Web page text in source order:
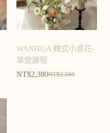
WANHUA 韓式小桌花-
單堂課程
NT$2,580
NT$2,380